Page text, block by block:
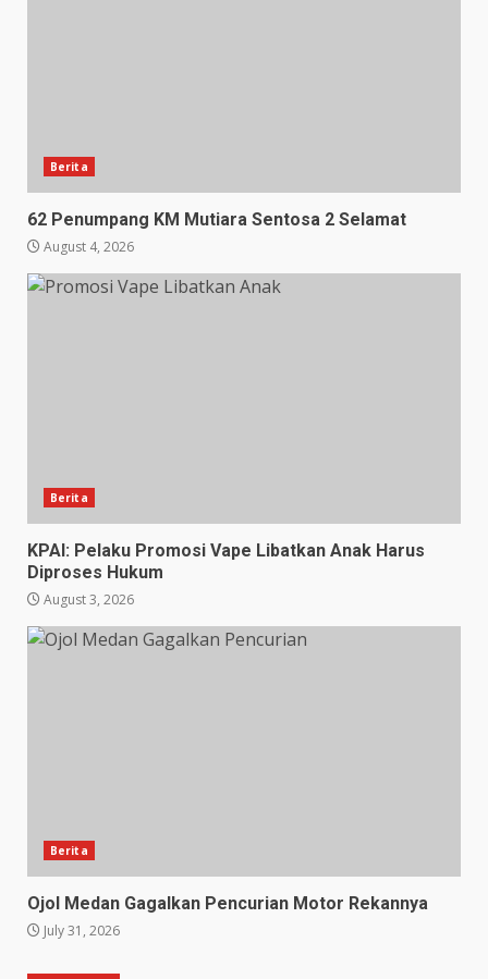
Berita
62 Penumpang KM Mutiara Sentosa 2 Selamat
August 4, 2026
Berita
KPAI: Pelaku Promosi Vape Libatkan Anak Harus
Diproses Hukum
August 3, 2026
Berita
Ojol Medan Gagalkan Pencurian Motor Rekannya
July 31, 2026